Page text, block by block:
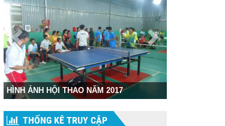
Hình ảnh cuộc thi tốt nghiệp THPT Quốc
Gia
THỐNG KÊ TRUY CẬP